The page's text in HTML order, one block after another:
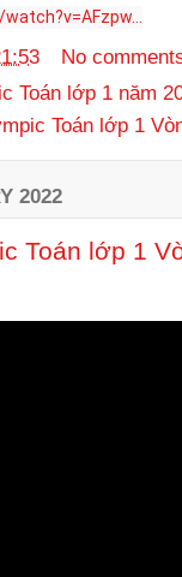
No
Toán lớp 1 năm
Toán lớp 1
2022
Toán lớp 1